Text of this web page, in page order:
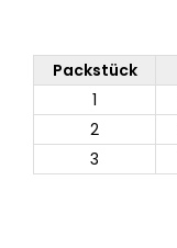
Packstück
1
2
3